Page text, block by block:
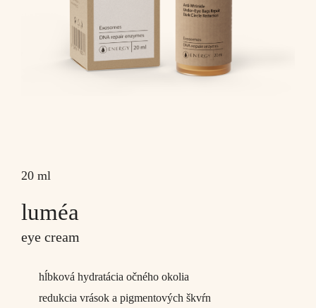
20 ml
luméa
eye cream
hĺbková hydratácia očného okolia
redukcia vrások a pigmentových škvŕn